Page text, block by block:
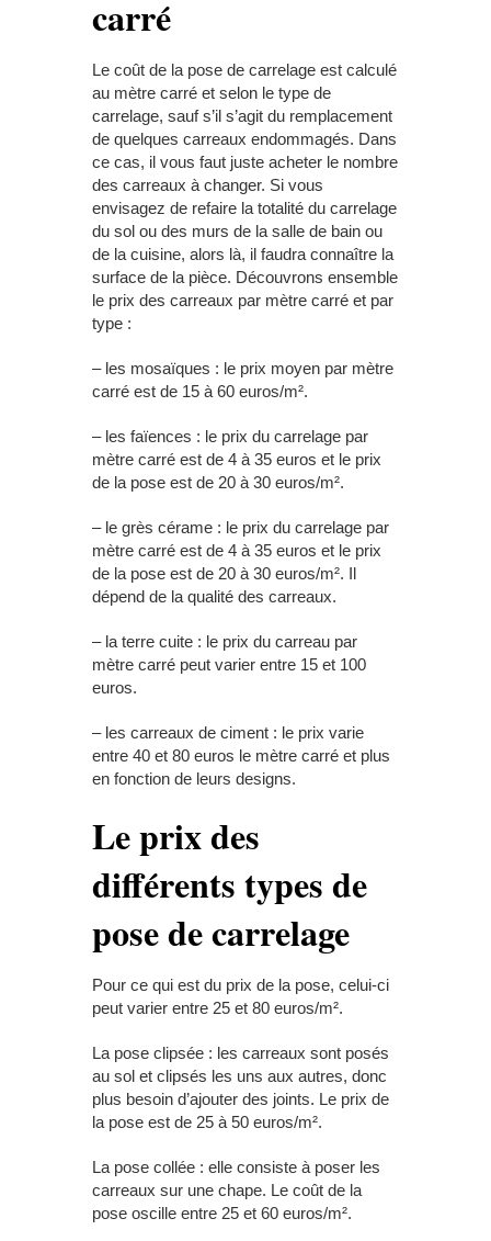
carré
Le coût de la pose de carrelage est calculé
au mètre carré et selon le type de
carrelage, sauf s’il s’agit du remplacement
de quelques carreaux endommagés. Dans
ce cas, il vous faut juste acheter le nombre
des carreaux à changer. Si vous
envisagez de refaire la totalité du carrelage
du sol ou des murs de la salle de bain ou
de la cuisine, alors là, il faudra connaître la
surface de la pièce. Découvrons ensemble
le prix des carreaux par mètre carré et par
type :
– les mosaïques : le prix moyen par mètre
carré est de 15 à 60 euros/m².
– les faïences : le prix du carrelage par
mètre carré est de 4 à 35 euros et le prix
de la pose est de 20 à 30 euros/m².
– le grès cérame : le prix du carrelage par
mètre carré est de 4 à 35 euros et le prix
de la pose est de 20 à 30 euros/m². Il
dépend de la qualité des carreaux.
– la terre cuite : le prix du carreau par
mètre carré peut varier entre 15 et 100
euros.
– les carreaux de ciment : le prix varie
entre 40 et 80 euros le mètre carré et plus
en fonction de leurs designs.
Le prix des
différents types de
pose de carrelage
Pour ce qui est du prix de la pose, celui-ci
peut varier entre 25 et 80 euros/m².
La pose clipsée : les carreaux sont posés
au sol et clipsés les uns aux autres, donc
plus besoin d’ajouter des joints. Le prix de
la pose est de 25 à 50 euros/m².
La pose collée : elle consiste à poser les
carreaux sur une chape. Le coût de la
pose oscille entre 25 et 60 euros/m².